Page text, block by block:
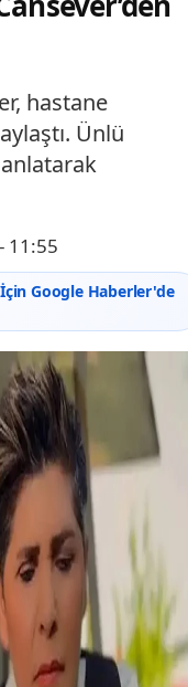
hastane
Ünlü
11:55
Google Haberler'de